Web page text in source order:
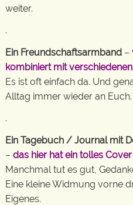
weiter.
.
Ein Freundschaftsarmband –
kombiniert mit
Es ist oft einfach da. Und
Alltag immer wieder an Euch.
.
Ein Tagebuch / Journal mit
– das hier hat ein tolles
Manchmal tut es gut,
Eine kleine Widmung vorne
Eigenes.